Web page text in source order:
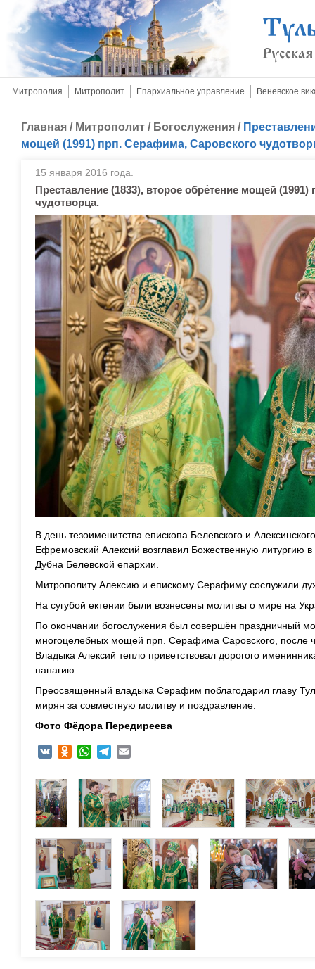
Митрополия Митрополит Епархиальное управление Веневское
Главная / Митрополит / Богослужения /
мощей (1991) прп. Серафима, Саровского
15 января 2016 года.
Преставление (1833), второе обре́тение мощей
чудотворца.
В день тезоименитства епископа Белевского и
Ефремовский Алексий возглавил Божественную литургию
Дубна Белевской епархии.
Митрополиту Алексию и епискому Серафиму сослужили
На сугубой ектении были вознесены молитвы о мире на
По окончании богослужения был совершён праздничный
многоцелебных мощей прп. Серафима Саровского, после
Владыка Алексий тепло приветствовал дорогого
панагию.
Преосвященный владыка Серафим поблагодарил главу
мирян за совместную молитву и поздравление.
Фото Фёдора Передиреева
VK Odnoklassniki
WhatsAppTelegram